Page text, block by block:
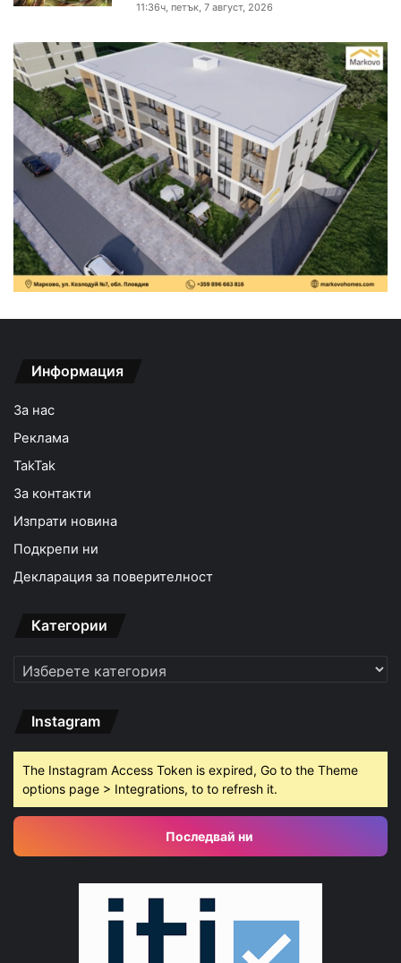
11:36ч, петък, 7 август, 2026
Информация
За нас
Реклама
TakTak
За контакти
Изпрати новина
Подкрепи ни
Декларация за поверителност
Категории
Категории
Instagram
The Instagram Access Token is expired, Go to the Theme
options page > Integrations, to to refresh it.
Последвай ни